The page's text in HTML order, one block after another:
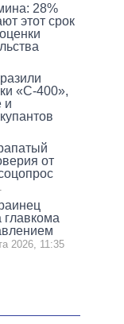
28%
этот срок
«С-400»,
и
от
главкома
2026, 11:35